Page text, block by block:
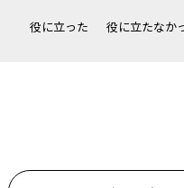
役に立った 役に立たなか